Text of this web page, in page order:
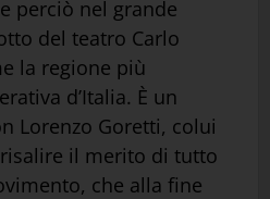
perciò nel grande
del teatro Carlo
la regione più
d’Italia. È un
Lorenzo Goretti, colui
il merito di tutto
che alla fine